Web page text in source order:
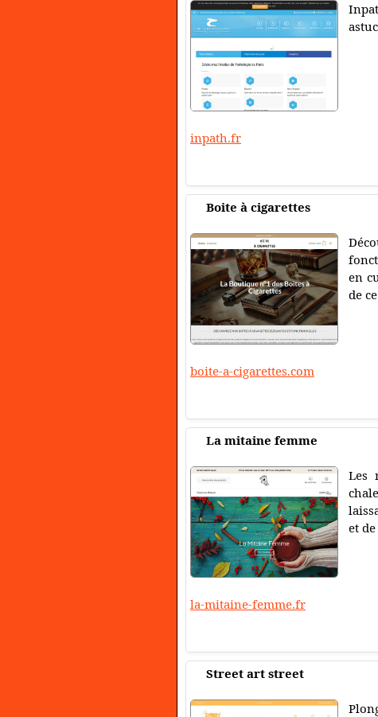
inpath.fr
Boite à cigarettes
en
de
boite-a-cigarettes.com
La mitaine femme
Les
et
la-mitaine-femme.fr
Street art street